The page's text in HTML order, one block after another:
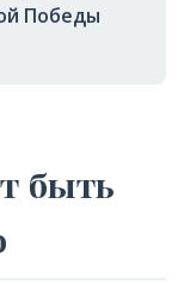
Победы
быть